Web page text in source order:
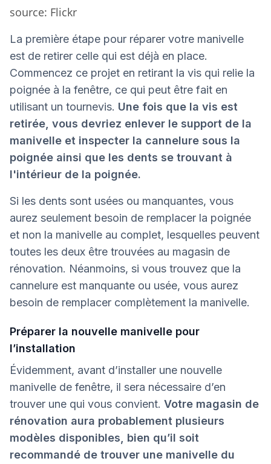
source: Flickr
La première étape pour réparer votre manivelle
est de retirer celle qui est déjà en place.
Commencez ce projet en retirant la vis qui relie la
poignée à la fenêtre, ce qui peut être fait en
utilisant un tournevis. Une fois que la vis est
retirée, vous devriez enlever le support de la
manivelle et inspecter la cannelure sous la
poignée ainsi que les dents se trouvant à
l'intérieur de la poignée.
Si les dents sont usées ou manquantes, vous
aurez seulement besoin de remplacer la poignée
et non la manivelle au complet, lesquelles peuvent
toutes les deux être trouvées au magasin de
rénovation. Néanmoins, si vous trouvez que la
cannelure est manquante ou usée, vous aurez
besoin de remplacer complètement la manivelle.
Préparer la nouvelle manivelle pour
l’installation
Évidemment, avant d’installer une nouvelle
manivelle de fenêtre, il sera nécessaire d’en
trouver une qui vous convient. Votre magasin de
rénovation aura probablement plusieurs
modèles disponibles, bien qu’il soit
recommandé de trouver une manivelle du